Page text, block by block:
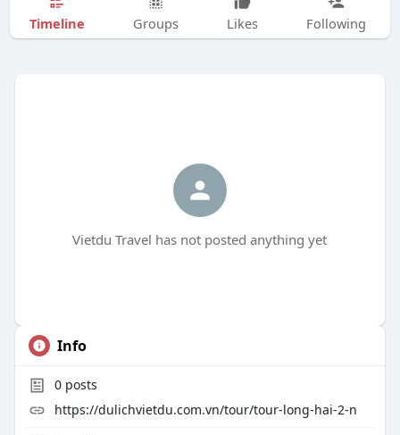
Timeline Groups Likes Following
Vietdu Travel has not posted anything yet
Info
0posts
https://dulichvietdu.com.vn/tour/tour-long-hai-2-n